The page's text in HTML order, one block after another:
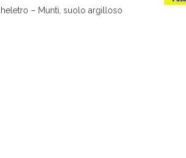
– Munti, suolo argilloso